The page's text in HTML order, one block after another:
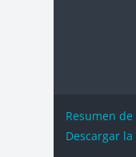
Resumen
Descargar